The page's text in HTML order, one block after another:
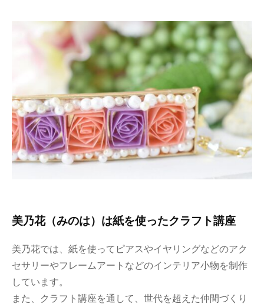
美乃花（みのは）は紙を使ったクラフト講座
美乃花では、紙を使ってピアスやイヤリングなどのアク
セサリーやフレームアートなどのインテリア小物を制作
しています。
また、クラフト講座を通して、世代を超えた仲間づくり